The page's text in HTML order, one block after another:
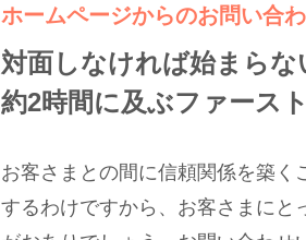
ホームページからのお問い合
対面しなければ始まらな
約2時間に及ぶファース
お客さまとの間に信頼関係を築く
するわけですから、お客さまにと